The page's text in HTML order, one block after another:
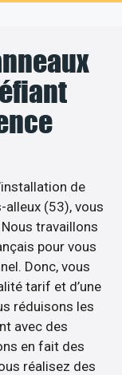
de
alleux (53), vous
travaillons
pour vous
Donc, vous
tarif et d’une
réduisons les
avec des
en fait des
réalisez des